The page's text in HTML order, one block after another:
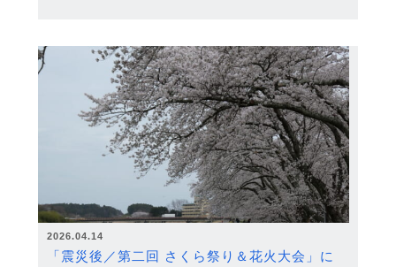
2026.04.14
「震災後／第二回 さくら祭り＆花火大会」に